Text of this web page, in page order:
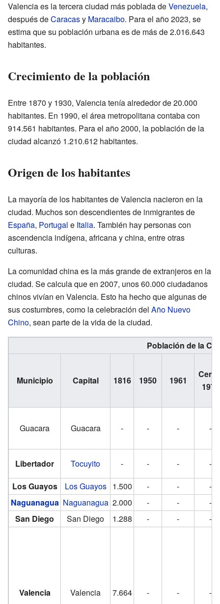
Valencia es la tercera ciudad más poblada deVenezuela,
después deCaracasy Maracaibo. Para el año 2023, se
estima que su población urbana es de más de 2.016.643
habitantes.
Crecimiento de la población
Entre 1870 y 1930, Valencia tenía alrededor de 20.000
habitantes. En 1990, el área metropolitana contaba con
914.561 habitantes. Para el año 2000, la población de la
ciudad alcanzó 1.210.612 habitantes.
Origen de los habitantes
La mayoría de los habitantes de Valencia nacieron en la
ciudad. Muchos son descendientes de inmigrantes de
España, Portugal e Italia. También hay personas con
ascendencia indígena, africana y china, entre otras
culturas.
La comunidad china es la más grande de extranjeros en la
ciudad. Se calcula que en 2007, unos 60.000 ciudadanos
chinos vivían en Valencia. Esto ha hecho que algunas de
sus costumbres, como la celebración del Año Nuevo
Chino, sean parte de la vida de la ciudad.
Población de la
Municipio Capital 1816 1950 1961
1971
Guacara Guacara - - - -
Libertador Tocuyito - - -
-
Los Guayos
Los Guayos 1.500 - -
-
Naguanagua Naguanagua 2.000 - -
-
San Diego
San Diego 1.288 - - -
Valencia Valencia 7.664 - - -